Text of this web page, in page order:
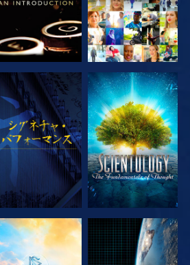
観る シリーズを探求
シリーズを探求 観る